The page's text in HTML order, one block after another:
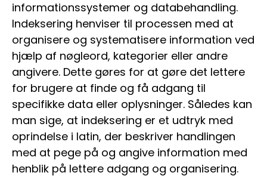
informationssystemer og databehandling.
Indeksering henviser til processen med at
organisere og systematisere information ved
hjælp af nøgleord, kategorier eller andre
angivere. Dette gøres for at gøre det lettere
for brugere at finde og få adgang til
specifikke data eller oplysninger. Således kan
man sige, at indeksering er et udtryk med
oprindelse i latin, der beskriver handlingen
med at pege på og angive information med
henblik på lettere adgang og organisering.